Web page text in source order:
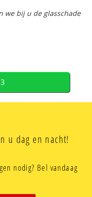
we bij u de glasschade
u dag en nacht!
nodig? Bel vandaag